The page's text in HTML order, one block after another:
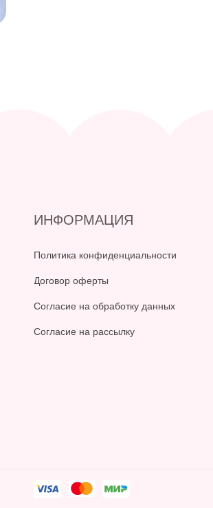
ИНФОРМАЦИЯ
Политика конфиденциальности
Договор оферты
Согласие на обработку данных
Согласие на рассылку